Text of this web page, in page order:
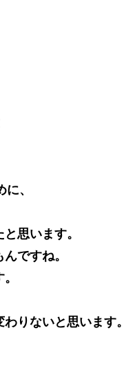
、
思います。
ですね。
りないと思います。